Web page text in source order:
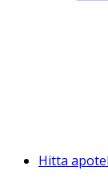
Hitta